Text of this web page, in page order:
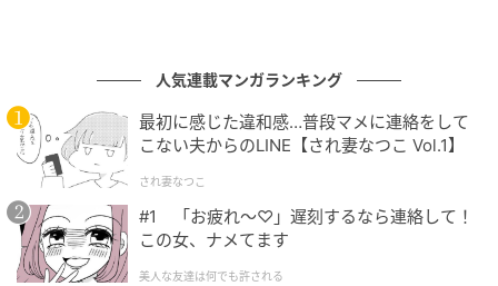
て……」と言い訳を考えている様子。
「何が待ってだよ。言っとくけど私は離婚しないか
ら」
友人は夫のスマホを奪い、後輩に電話をかけたので
す。
人気連載マンガランキング
最初に感じた違和感…普段マメに連絡をして
こない夫からのLINE【され妻なつこ Vol.1】
され妻なつこ
#1 「お疲れ〜♡」遅刻するなら連絡して！
この女、ナメてます
美人な友達は何でも許される